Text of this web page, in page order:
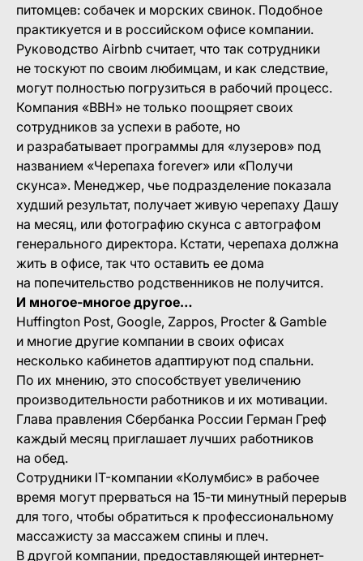
питомцев: собачек и морских свинок. Подобное
практикуется и в российском офисе компании.
Руководство Airbnb считает, что так сотрудники
не тоскуют по своим любимцам, и как следствие,
могут полностью погрузиться в рабочий процесс.
Компания «ВВН» не только поощряет своих
сотрудников за успехи в работе, но
и разрабатывает программы для «лузеров» под
названием «Черепаха forever» или «Получи
скунса». Менеджер, чье подразделение показала
худший результат, получает живую черепаху Дашу
на месяц, или фотографию скунса с автографом
генерального директора. Кстати, черепаха должна
жить в офисе, так что оставить ее дома
на попечительство родственников не получится.
И многое-многое другое…
Huffington Post, Google, Zappos, Procter & Gamble
и многие другие компании в своих офисах
несколько кабинетов адаптируют под спальни.
По их мнению, это способствует увеличению
производительности работников и их мотивации.
Глава правления Сбербанка России Герман Греф
каждый месяц приглашает лучших работников
на обед.
Сотрудники IT-компании «Колумбис» в рабочее
время могут прерваться на 15-ти минутный перерыв
для того, чтобы обратиться к профессиональному
массажисту за массажем спины и плеч.
В другой компании, предоставляющей интернет-